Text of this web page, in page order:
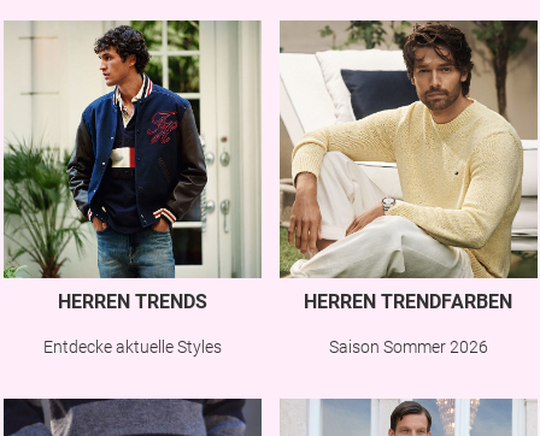
HERREN TRENDS
Entdecke aktuelle Styles
HERREN TRENDFARBEN
Saison Sommer 2026